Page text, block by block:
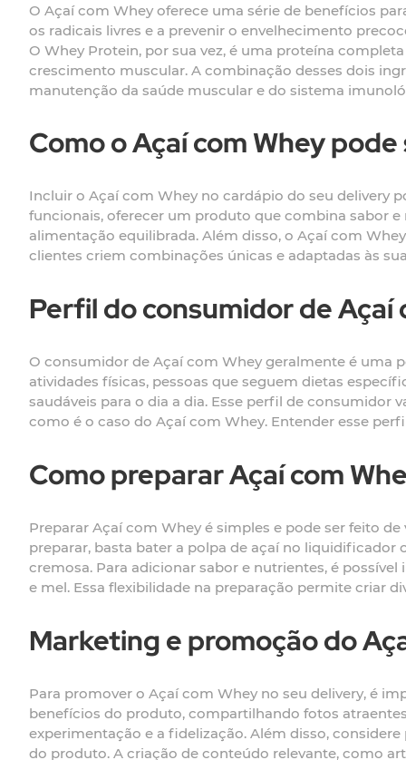
O Açaí com Whey oferece uma série de benefícios
os radicais livres e a prevenir o envelhecimento
O Whey Protein, por sua vez, é uma proteína
crescimento muscular. A combinação desses dois
manutenção da saúde muscular e do sistema
Como o Açaí com Whey
Incluir o Açaí com Whey no cardápio do seu delivery
funcionais, oferecer um produto que combina sabor
alimentação equilibrada. Além disso, o Açaí com
clientes criem combinações únicas e adaptadas às
Perfil do consumidor de Açaí
O consumidor de Açaí com Whey geralmente é uma
atividades físicas, pessoas que seguem dietas
saudáveis para o dia a dia. Esse perfil de
como é o caso do Açaí com Whey. Entender esse
Como preparar Açaí com
Preparar Açaí com Whey é simples e pode ser feito
preparar, basta bater a polpa de açaí no
cremosa. Para adicionar sabor e nutrientes, é
e mel. Essa flexibilidade na preparação permite criar
Marketing e promoção do
Para promover o Açaí com Whey no seu delivery, é
benefícios do produto, compartilhando fotos
experimentação e a fidelização. Além disso,
do produto. A criação de conteúdo relevante, como